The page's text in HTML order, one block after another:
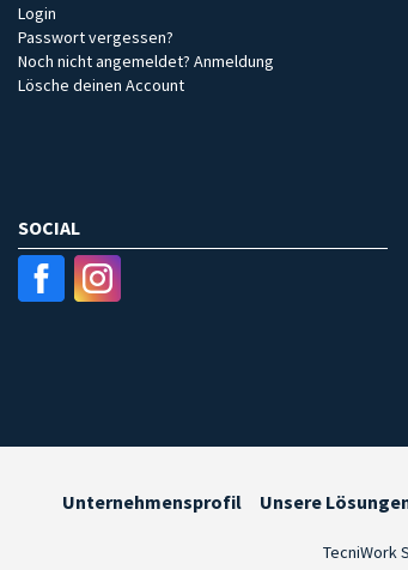
Login
Passwort vergessen?
Noch nicht angemeldet? Anmeldung
Lösche deinen Account
SOCIAL
Unternehmensprofil Unsere
TecniWork